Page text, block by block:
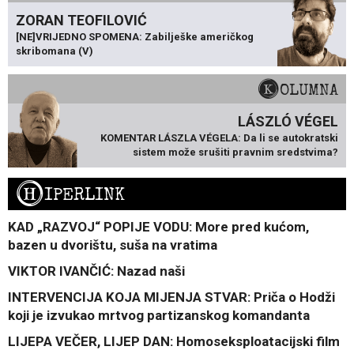
ZORAN TEOFILOVIĆ
[NE]VRIJEDNO SPOMENA: Zabilješke američkog
skribomana (V)
KOLUMNA
LÁSZLÓ VÉGEL
KOMENTAR LÁSZLA VÉGELA: Da li se autokratski
sistem može srušiti pravnim sredstvima?
HIPERLINK
KAD „RAZVOJ“ POPIJE VODU: More pred kućom,
bazen u dvorištu, suša na vratima
VIKTOR IVANČIĆ: Nazad naši
INTERVENCIJA KOJA MIJENJA STVAR: Priča o Hodži
koji je izvukao mrtvog partizanskog komandanta
LIJEPA VEČER, LIJEP DAN: Homoseksploatacijski film